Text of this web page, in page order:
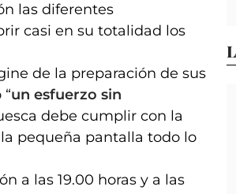
las diferentes
casi en su totalidad los
de la preparación de sus
un esfuerzo sin
debe cumplir con la
pequeña pantalla todo lo
a las 19.00 horas y a las